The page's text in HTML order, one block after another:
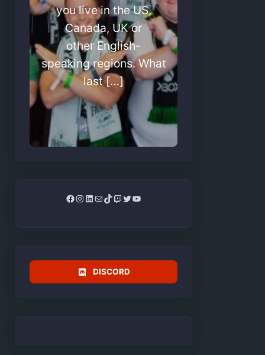
you live in the US,
Canada, UK or
other English-
speaking regions. What
last […]
Facebook
Instagram
LinkedIn
MailTikTok
Twitch
Twitter
YouTube
DISCORD